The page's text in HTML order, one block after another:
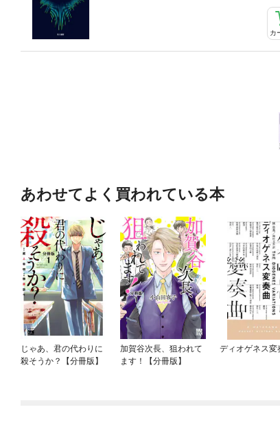
カ
あわせてよく買われている本
じゃあ、君の代わりに
殺そうか？【分冊版】
加賀谷次長、狙われて
ます！【分冊版】
ディオゲネス変